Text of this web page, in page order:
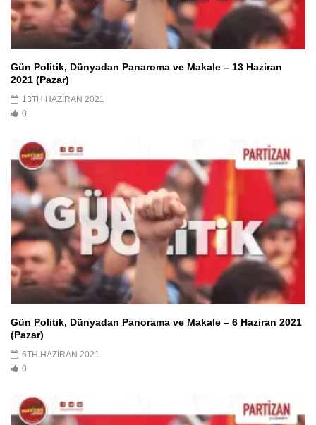
Gün Politik, Dünyadan Panaroma ve Makale – 13 Haziran
2021 (Pazar)
13TH HAZIRAN 2021
0
Gün Politik, Dünyadan Panorama ve Makale – 6 Haziran 2021
(Pazar)
6TH HAZIRAN 2021
0